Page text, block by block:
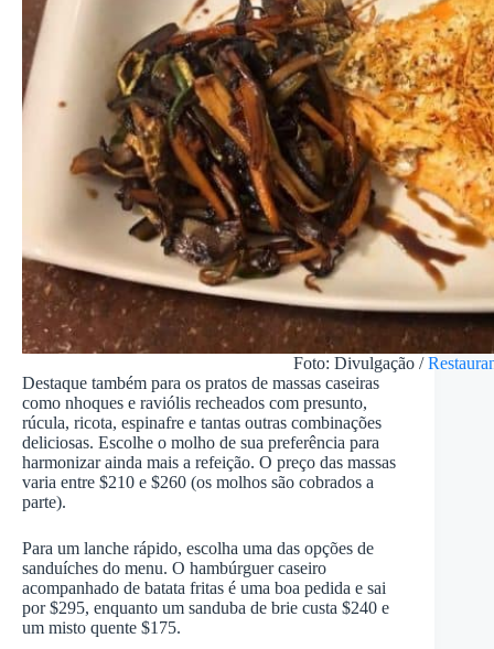
Foto: Divulgação /
Destaque também para os pratos de massas caseiras
como nhoques e raviólis recheados com presunto,
rúcula, ricota, espinafre e tantas outras combinações
deliciosas. Escolhe o molho de sua preferência para
harmonizar ainda mais a refeição. O preço das massas
varia entre $210 e $260 (os molhos são cobrados a
parte).
Para um lanche rápido, escolha uma das opções de
sanduíches do menu. O hambúrguer caseiro
acompanhado de batata fritas é uma boa pedida e sai
por $295, enquanto um sanduba de brie custa $240 e
um misto quente $175.